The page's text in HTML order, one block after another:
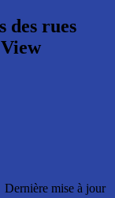
des rues
Dernière mise à jour